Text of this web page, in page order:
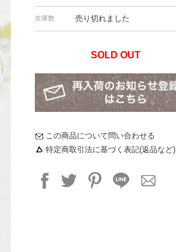
在庫数 売り切れました
SOLD OUT
この商品について問い合わせる
特定商取引法に基づく表記(返品など)